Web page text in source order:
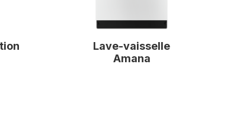
Lave-vaisselle
Amana